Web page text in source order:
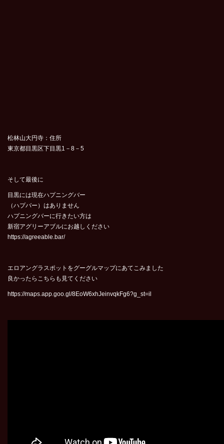
松林山大円寺：住所
東京都目黒区下目黒1－8－5
そして最後に
目黒には現在ハプニングバー
（ハプバー）はありません
ハプニングバーに行きたい方は
新宿アグリーアブルにお越しください
https://agreeable.bar/
エロアングラスポットをグーグルマップにあてこみました
良かったらこちらも見てください
https://maps.app.goo.gl/8EoW6xhJeinvqkFg6?g_st=il